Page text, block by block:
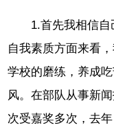
1.首先我相信
自我素质方面来看
学校的磨练，养成
风。在部队从事新
次受嘉奖多次，去